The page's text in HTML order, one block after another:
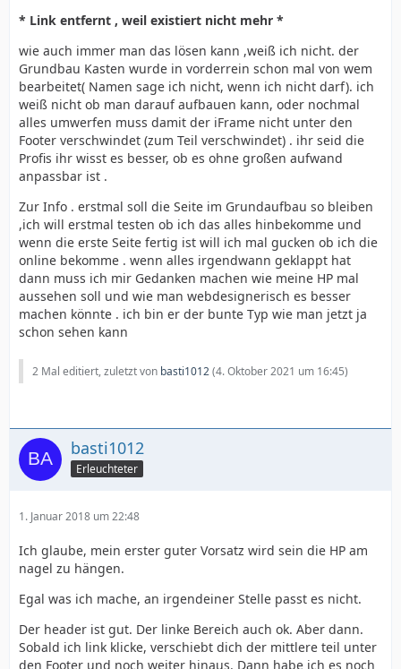
* Link entfernt , weil existiert nicht mehr *
wie auch immer man das lösen kann ,weiß ich nicht. der
Grundbau Kasten wurde in vorderrein schon mal von wem
bearbeitet( Namen sage ich nicht, wenn ich nicht darf). ich
weiß nicht ob man darauf aufbauen kann, oder nochmal
alles umwerfen muss damit der iFrame nicht unter den
Footer verschwindet (zum Teil verschwindet) . ihr seid die
Profis ihr wisst es besser, ob es ohne großen aufwand
anpassbar ist .
Zur Info . erstmal soll die Seite im Grundaufbau so bleiben
,ich will erstmal testen ob ich das alles hinbekomme und
wenn die erste Seite fertig ist will ich mal gucken ob ich die
online bekomme . wenn alles irgendwann geklappt hat
dann muss ich mir Gedanken machen wie meine HP mal
aussehen soll und wie man webdesignerisch es besser
machen könnte . ich bin er der bunte Typ wie man jetzt ja
schon sehen kann
2 Mal editiert, zuletzt von basti1012(4. Oktober 2021 um 16:45)
basti1012
Erleuchteter
1. Januar 2018 um 22:48
Ich glaube, mein erster guter Vorsatz wird sein die HP am
nagel zu hängen.
Egal was ich mache, an irgendeiner Stelle passt es nicht.
Der header ist gut. Der linke Bereich auch ok. Aber dann.
Sobald ich link klicke, verschiebt dich der mittlere teil unter
den Footer und noch weiter hinaus. Dann habe ich es noch